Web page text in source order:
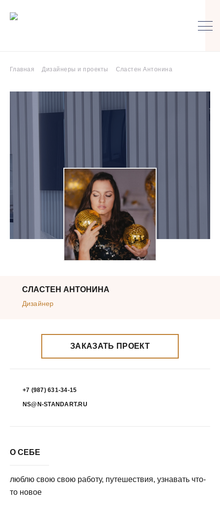
Главная Дизайнеры и проекты Сластен Антонина
СЛАСТЕН АНТОНИНА
Дизайнер
ЗАКАЗАТЬ ПРОЕКТ
+7 (987) 631-34-15
NS@N-STANDART.RU
О СЕБЕ
люблю свою свою работу, путешествия, узнавать что-
то новое